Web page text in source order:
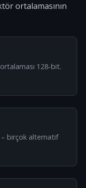
ortalamasının
128-bit.
– birçok alternatif